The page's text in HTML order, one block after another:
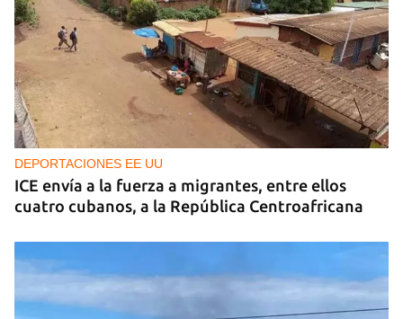
DEPORTACIONES EE UU
ICE envía a la fuerza a migrantes, entre ellos
cuatro cubanos, a la República Centroafricana